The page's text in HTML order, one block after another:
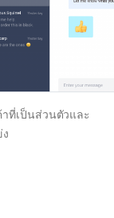
ที่เป็นส่วนตัวและ